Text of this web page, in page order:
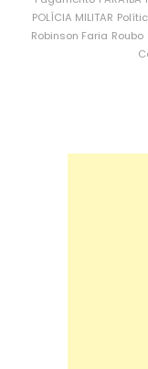
POLÍCIA MILITAR
Robinson Faria Roubo